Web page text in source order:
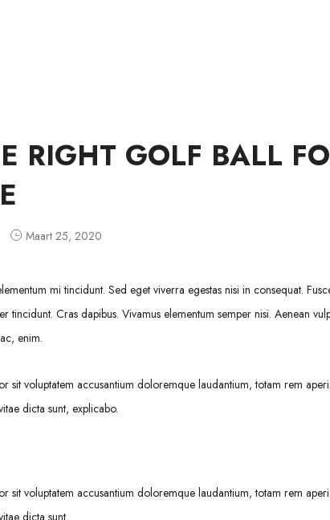
RIGHT GOLF BALL
Maart 25, 2020
mi tincidunt. Sed eget viverra egestas nisi in consequat.
tincidunt. Cras dapibus. Vivamus elementum semper nisi. Aenean
enim.
sit voluptatem accusantium doloremque laudantium, totam rem
dicta sunt, explicabo.
sit voluptatem accusantium doloremque laudantium, totam rem
dicta sunt.